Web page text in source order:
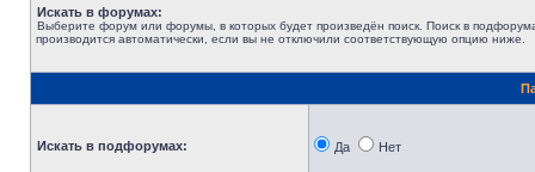
Искать в форумах:
Выберите форум или форумы, в которых будет произведён поиск. Поиск в
производится автоматически, если вы не отключили соответствующую опцию ниже.
Искать в подфорумах: Да Нет